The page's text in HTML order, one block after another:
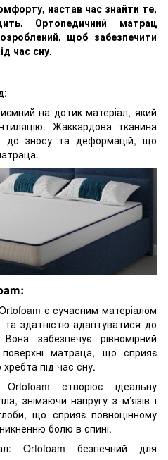
настав час знайти те,
Ортопедичний матрац
щоб забезпечити
час сну.
на дотик матеріал, який
Жаккардова тканина
до зносу та деформацій, що
є сучасним матеріалом
здатністю адаптуватися до
забезпечує рівномірний
матраца, що сприяє
під час сну.
створює ідеальну
знімаючи напругу з м’язів і
що сприяє повноцінному
болю в спині.
Ortofoam безпечний для